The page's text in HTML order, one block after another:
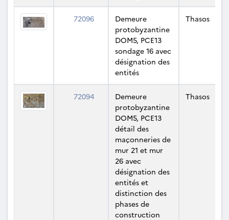
72096
Demeure
protobyzantine
DOM5, PCE13
sondage 16 avec
désignation des
entités
Thasos
72094
Demeure
protobyzantine
DOM5, PCE13
détail des
maçonneries de
mur 21 et mur
26 avec
désignation des
entités et
distinction des
phases de
construction
Thasos